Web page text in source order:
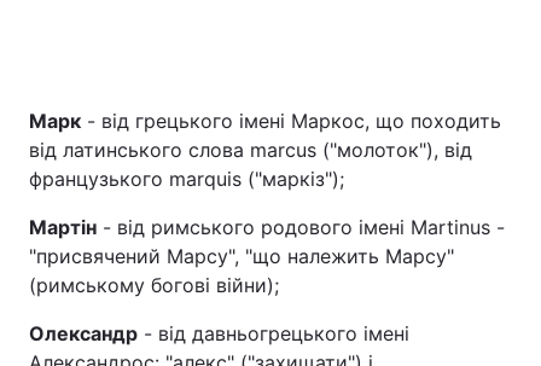
Марк - від грецького імені Маркос, що походить
від латинського слова marcus ("молоток"), від
французького marquis ("маркіз");
Мартін - від римського родового імені Martinus -
"присвячений Марсу", "що належить Марсу"
(римському богові війни);
Олександр - від давньогрецького імені